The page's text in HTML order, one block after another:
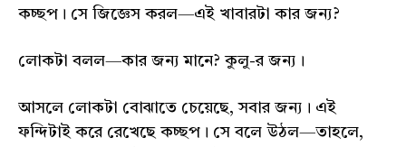
কচ্ছপ। সে জিজ্ঞেস করল—এই খাবারটা কার জন্য?
লোকটা বলল—কার জন্য মানে? কুলু-র জন্য।
আসলে লোকটা বোঝাতে চেয়েছে, সবার জন্য। এই
ফন্দিটাই করে রেখেছে কচ্ছপ। সে বলে উঠল—তাহলে,